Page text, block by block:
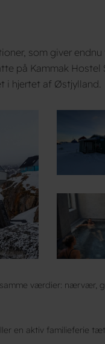
som giver
på Kammak
i hjertet af Østjylland.
værdier: nærvær,
en aktiv familieferie